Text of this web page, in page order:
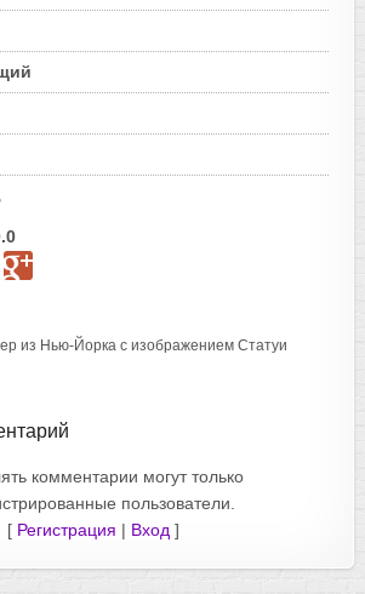
из Нью-Йорка с изображением Статуи
комментарии могут только
пользователи.
[ Регистрация | Вход ]